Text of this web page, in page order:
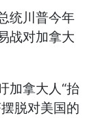
统川普今年
战对加拿大
加拿大人“抬
脱对美国的